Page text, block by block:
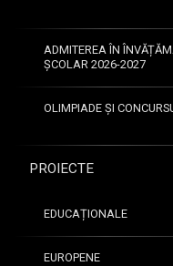
ADMITEREA ÎN
ȘCOLAR 2026-2027
OLIMPIADE ȘI
PROIECTE
EDUCAȚIONALE
EUROPENE